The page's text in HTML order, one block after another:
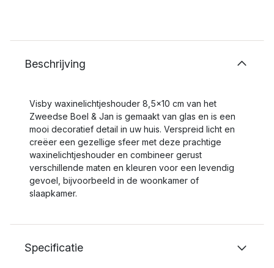
Beschrijving
Visby waxinelichtjeshouder 8,5x10 cm van het
Zweedse Boel & Jan is gemaakt van glas en is een
mooi decoratief detail in uw huis. Verspreid licht en
creëer een gezellige sfeer met deze prachtige
waxinelichtjeshouder en combineer gerust
verschillende maten en kleuren voor een levendig
gevoel, bijvoorbeeld in de woonkamer of
slaapkamer.
Specificatie